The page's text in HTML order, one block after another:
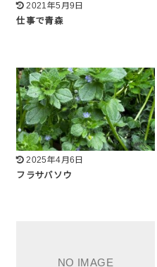
2021年5月9日
仕事で青森
2025年4月6日
フラサバソウ